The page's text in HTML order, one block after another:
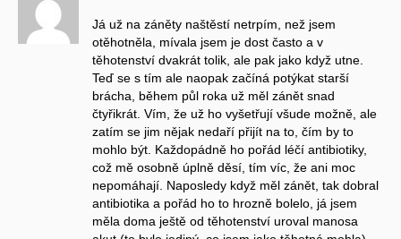
Já už na záněty naštěstí netrpím, než jsem
otěhotněla, mívala jsem je dost často a v
těhotenství dvakrát tolik, ale pak jako když utne.
Teď se s tím ale naopak začíná potýkat starší
brácha, během půl roka už měl zánět snad
čtyřikrát. Vím, že už ho vyšetřují všude možně, ale
zatím se jim nějak nedaří přijít na to, čím by to
mohlo být. Každopádně ho pořád léčí antibiotiky,
což mě osobně úplně děsí, tím víc, že ani moc
nepomáhají. Naposledy když měl zánět, tak dobral
antibiotika a pořád ho to hrozně bolelo, já jsem
měla doma ještě od těhotenství uroval manosa